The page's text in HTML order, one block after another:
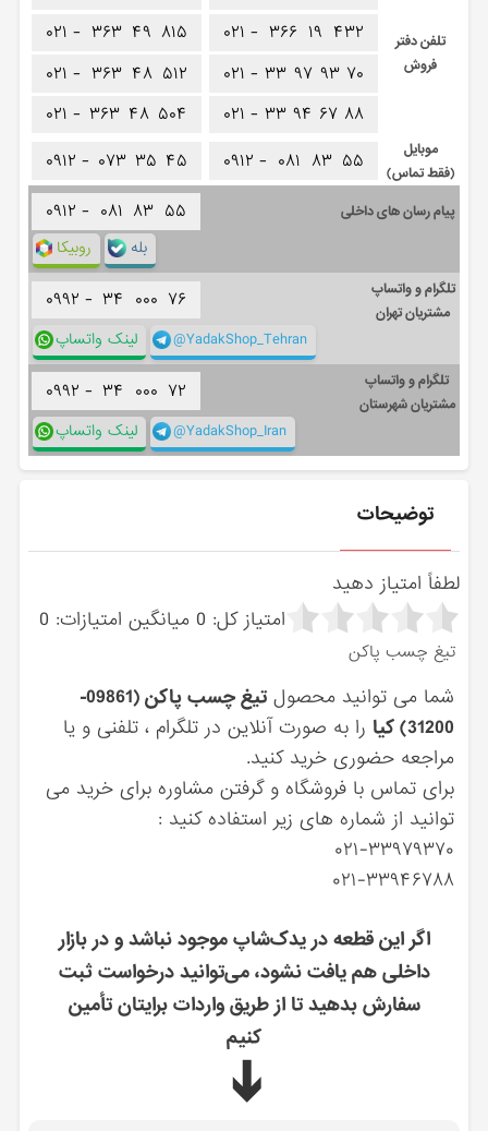
تلفن دفتر
فروش
۰۲۱ - ۳۶۶ ۱۹ ۴۳۲
۰۲۱ - ۳۳ ۹۷ ۹۳ ۷۰
۰۲۱ - ۳۳ ۹۴ ۶۷ ۸۸
۰۲۱ - ۳۶۳ ۴۹ ۸۱۵
۰۲۱ - ۳۶۳ ۴۸ ۵۱۲
۰۲۱ - ۳۶۳ ۴۸ ۵۰۴
موبایل
(فقط تماس)
۰۹۱۲ - ۰۸۱ ۸۳ ۵۵ ۰۹۱۲ - ۰۷۳ ۳۵ ۴۵
پیام رسان های داخلی ۰۹۱۲ - ۰۸۱ ۸۳ ۵۵
روبیکا بله
تلگرام و واتساپ
مشتریان تهران
۰۹۹۲ - ۳۴ ۰۰۰ ۷۶
لینک واتساپ @YadakShop_Tehran
تلگرام و واتساپ
مشتریان شهرستان
۰۹۹۲ - ۳۴ ۰۰۰ ۷۲
لینک واتساپ @YadakShop_Iran
توضیحات
لطفاً امتیاز دهید
امتیاز کل: 0 میانگین امتیازات: 0
تيغ چسب پاكن
شما می توانید محصول
تيغ چسب پاكن (09861-
31200) کیا
را به صورت آنلاین در تلگرام ، تلفنی و یا
مراجعه حضوری خرید کنید.
برای تماس با فروشگاه و گرفتن مشاوره برای خرید می
توانید از شماره های زیر استفاده کنید :
۰۲۱-۳۳۹۷۹۳۷۰
۰۲۱-۳۳۹۴۶۷۸۸
اگر این قطعه در یدک‌شاپ موجود نباشد و در بازار
داخلی هم یافت نشود، می‌توانید درخواست ثبت
سفارش بدهید تا از طریق واردات برایتان تأمین
کنیم
➔